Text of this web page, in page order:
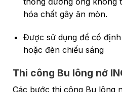
hóa chất gây ăn mòn.
Được sử dụng để cố
hoặc đèn chiếu sáng
Thi công Bu lông nở
Các bước thi công Bu lông